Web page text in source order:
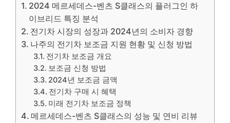
2024 메르세데스-벤츠 S클래스의 플러그인 하
이브리드 특징 분석
전기차 시장의 성장과 2024년의 소비자 경향
나주의 전기차 보조금 지원 현황 및 신청 방법
전기차 보조금 개요
보조금 신청 방법
2024년 보조금 금액
전기차 구매 시 혜택
미래 전기차 보조금 정책
메르세데스-벤츠 S클래스의 성능 및 연비 리뷰